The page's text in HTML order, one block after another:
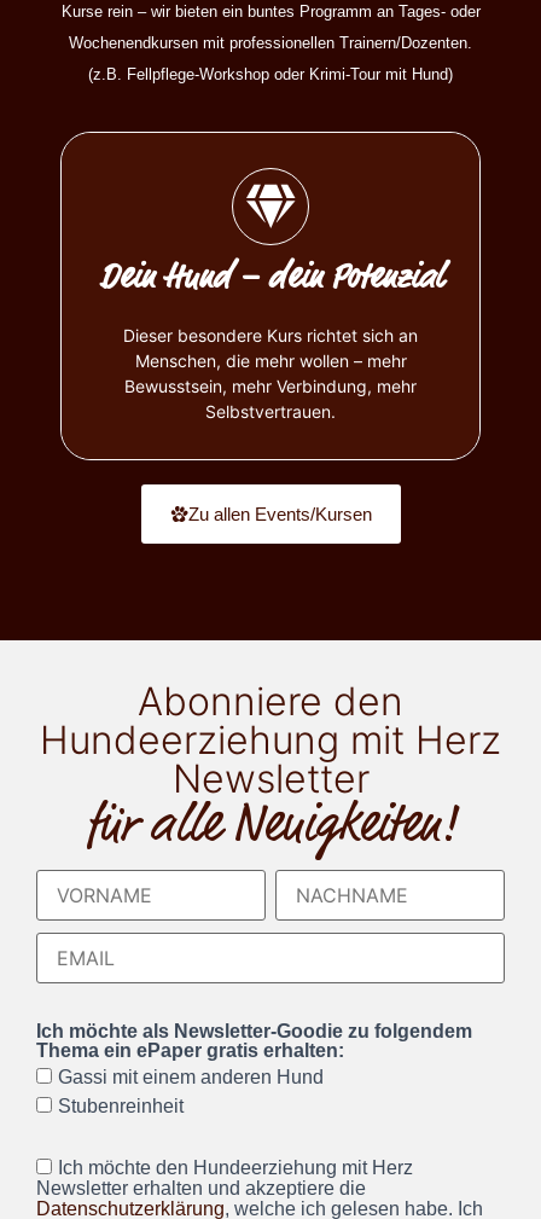
Kurse rein – wir bieten ein buntes Programm an Tages- oder
Wochenendkursen mit professionellen Trainern/Dozenten.
(z.B. Fellpflege-Workshop oder Krimi-Tour mit Hund)
Dein Hund – dein Potenzial
Dieser besondere Kurs richtet sich an
Menschen, die mehr wollen – mehr
Bewusstsein, mehr Verbindung, mehr
Selbstvertrauen.
Unser 9-monatiges Coachingprogramm:
Gemeinsam mit einem interdisziplinären Team aus
Hundetraining, Psychologie, Medizin und
zur persönlichen Weiterentwicklung.
Mehr erfahren
Zu allen Events/Kursen
Abonniere den
Hundeerziehung mit Herz
Newsletter
für alle Neuigkeiten!
Ich möchte als Newsletter-Goodie zu folgendem
Thema ein ePaper gratis erhalten:
Gassi mit einem anderen Hund
Stubenreinheit
Ich möchte den Hundeerziehung mit Herz
Newsletter erhalten und akzeptiere die
Datenschutzerklärung, welche ich gelesen habe. Ich